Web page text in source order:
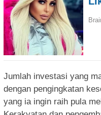
Jumlah investasi yang
dengan pengingkatan
yang ia ingin raih pula